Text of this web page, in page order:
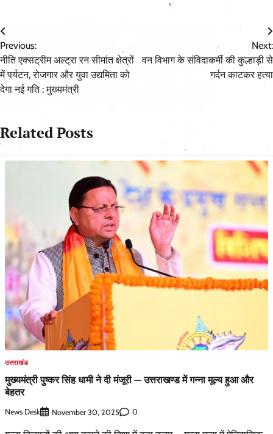
Post
navigation
Previous:
नीति एक्सट्रीम अल्ट्रा रन सीमांत क्षेत्रों
में पर्यटन, रोजगार और युवा उद्यमिता को
देगा नई गति : मुख्यमंत्री
Next:
वन विभाग के संविदाकर्मी की कुल्हाड़ी से
गर्दन काटकर हत्या
Related Posts
उत्तराखंड
मुख्यमंत्री पुष्कर सिंह धामी ने दी मंजूरी — उत्तराखण्ड में गन्ना मूल्य हुआ और
बेहतर
News Desk November 30, 2025 0